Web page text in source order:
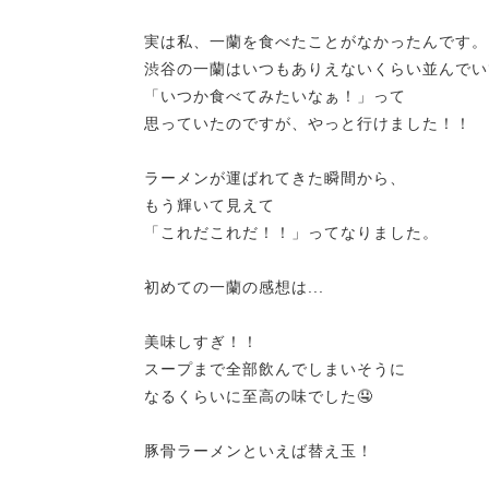
実は私、一蘭を食べたことがなかったんです。
渋谷の一蘭はいつもありえないくらい並んで
「いつか食べてみたいなぁ！」って
思っていたのですが、やっと行けました！！
ラーメンが運ばれてきた瞬間から、
もう輝いて見えて
「これだこれだ！！」ってなりました。
初めての一蘭の感想は...
美味しすぎ！！
スープまで全部飲んでしまいそうに
なるくらいに至高の味でした🤤
豚骨ラーメンといえば替え玉！